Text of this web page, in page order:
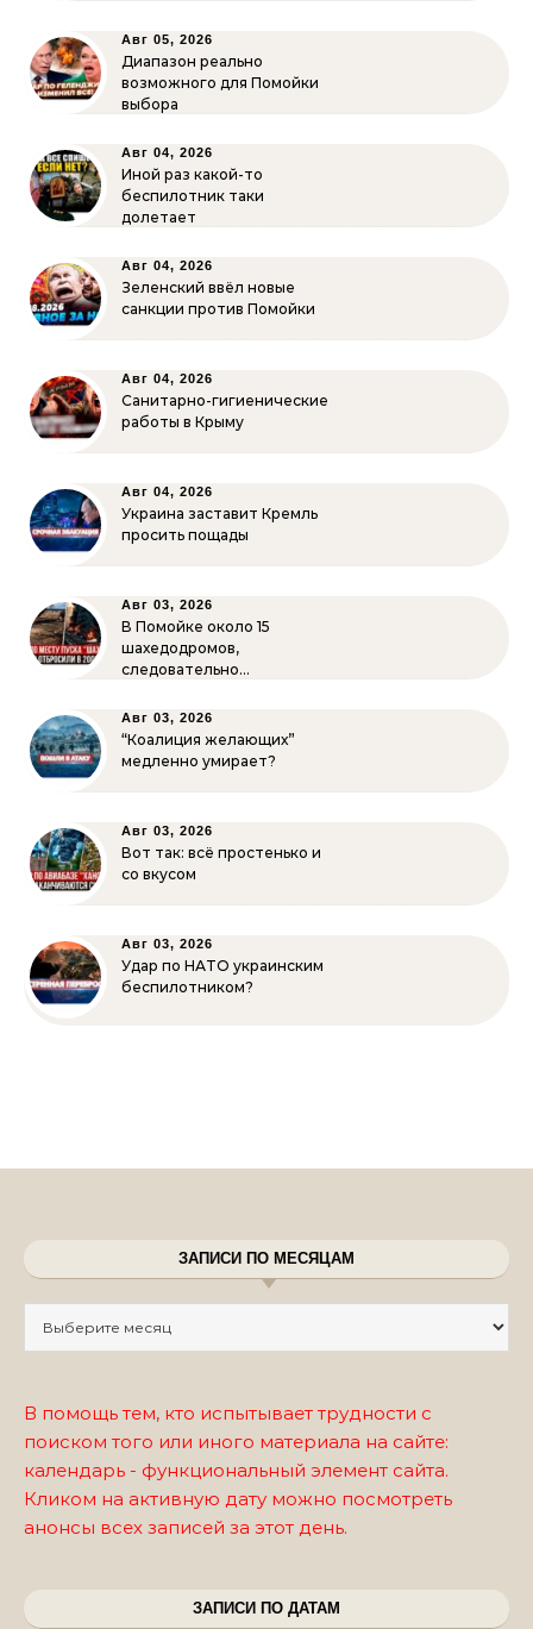
Авг 05, 2026
Диапазон реально
возможного для Помойки
выбора
Авг 04, 2026
Иной раз какой-то
беспилотник таки
долетает
Авг 04, 2026
Зеленский ввёл новые
санкции против Помойки
Авг 04, 2026
Санитарно-гигиенические
работы в Крыму
Авг 04, 2026
Украина заставит Кремль
просить пощады
Авг 03, 2026
В Помойке около 15
шахедодромов,
следовательно…
Авг 03, 2026
“Коалиция желающих”
медленно умирает?
Авг 03, 2026
Вот так: всё простенько и
со вкусом
Авг 03, 2026
Удар по НАТО украинским
беспилотником?
ЗАПИСИ ПО МЕСЯЦАМ
В помощь тем, кто испытывает трудности с
поиском того или иного материала на сайте:
календарь - функциональный элемент сайта.
Кликом на активную дату можно посмотреть
анонсы всех записей за этот день.
ЗАПИСИ ПО ДАТАМ